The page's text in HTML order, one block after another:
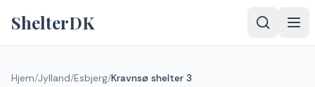
ShelterDK
Hjem/Jylland/Esbjerg/Kravnsø shelter 3